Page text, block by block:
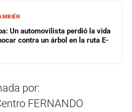
Un automovilista perdió la vida
contra un árbol en la ruta E-
por:
FERNANDO